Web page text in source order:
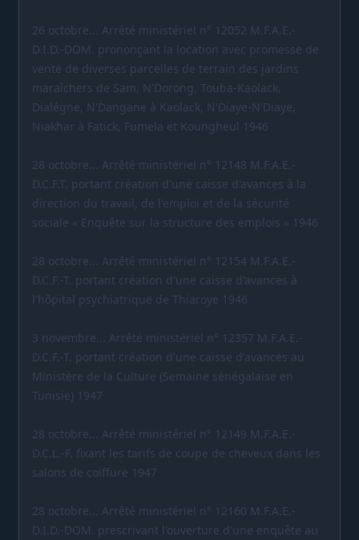
26 octobre... Arrêté ministériel n° 12052 M.F.A.E.-
D.I.D.-DOM. prononçant la location avec promesse de
vente de diverses parcelles de terrain des jardins
maraîchers de Sam, N'Dorong, Touba-Kaolack,
Dialégne, N'Dangane à Kaolack, N'Diaye-N'Diaye,
Niakhar à Fatick, Fumela et Koungheul 1946
28 octobre... Arrêté ministériel n° 12148 M.F.A.E.-
D.C.F.T. portant création d'une caisse d'avances à la
direction du travail, de l'emploi et de la sécurité
sociale « Enquête sur la structure des emplois » 1946
28 octobre... Arrêté ministériel n° 12154 M.F.A.E.-
D.C.F.-T. portant création d'une caisse d'avances à
l'hôpital psychiatrique de Thiaroye 1946
3 novembre... Arrêté ministériel n° 12357 M.F.A.E.-
D.C.F.-T. portant création d'une caisse d'avances au
Ministère de la Culture (Semaine sénégalaise en
Tunisie) 1947
28 octobre... Arrêté ministériel n° 12149 M.F.A.E.-
D.C.L.-F. fixant les tarifs de coupe de cheveux dans les
salons de coiffure 1947
28 octobre... Arrêté ministériel n° 12160 M.F.A.E.-
D.I.D.-DOM. prescrivant l'ouverture d'une enquête au